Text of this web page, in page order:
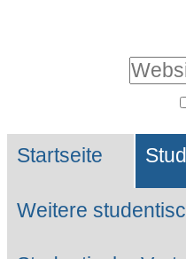
Website
Suche…
Sektionen
Startseite
Weitere